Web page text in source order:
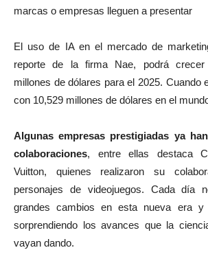
marcas o empresas lleguen a presentar
El uso de IA en el mercado de
reporte de la firma Nae, podrá
millones de dólares para el 2025. Cuando
con 10,529 millones de dólares en el
Algunas empresas prestigiadas ya
colaboraciones, entre ellas destaca
Vuitton, quienes realizaron su
personajes de videojuegos. Cada día
grandes cambios en esta nueva era y
sorprendiendo los avances que la
vayan dando.